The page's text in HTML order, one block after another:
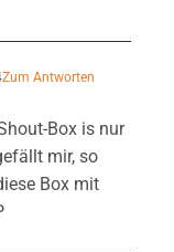
Zum Antworten
Box is nur
mir, so
Box mit